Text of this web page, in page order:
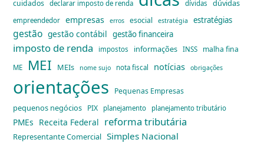
cuidados declarar imposto de renda dívidas dúvidas
empreendedor empresas erros esocial estratégia estratégias
gestão gestão contábil gestão financeira
imposto de renda impostos informações INSS malha fina
ME MEI MEIs nome sujo nota fiscal notícias obrigações
orientações Pequenas Empresas
pequenos negócios PIX planejamento planejamento tributário
PMEs Receita Federal reforma tributária
Representante Comercial Simples Nacional